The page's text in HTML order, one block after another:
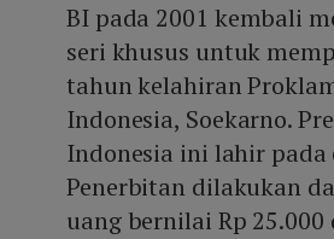
BI pada 2001 kembali
seri khusus untuk
tahun kelahiran
Indonesia, Soekarno.
Indonesia ini lahir pada
Penerbitan dilakukan
uang bernilai Rp 25.000